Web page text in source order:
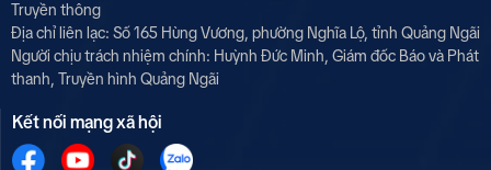
Truyền thông
Địa chỉ liên lạc: Số 165 Hùng Vương, phường Nghĩa Lộ, tỉnh Quảng Ngãi
Người chịu trách nhiệm chính: Huỳnh Đức Minh, Giám đốc Báo và Phát
thanh, Truyền hình Quảng Ngãi
Kết nối mạng xã hội